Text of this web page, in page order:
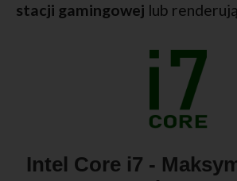
stacji gamingowej lub
Intel Core i7 -